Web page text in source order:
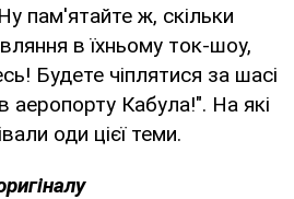
пам'ятайте ж, скільки
в їхньому ток-шоу,
Будете чіплятися за шасі
аеропорту Кабула!". На які
оди цієї теми.